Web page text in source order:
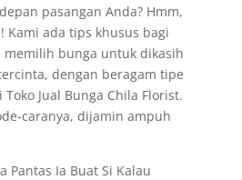
pasangan Anda? Hmm,
Kami ada tips khusus bagi
memilih bunga untuk dikasih
dengan beragam tipe
Jual Bunga Chila Florist.
caranya, dijamin ampuh
Pantas Ia Buat Si Kalau